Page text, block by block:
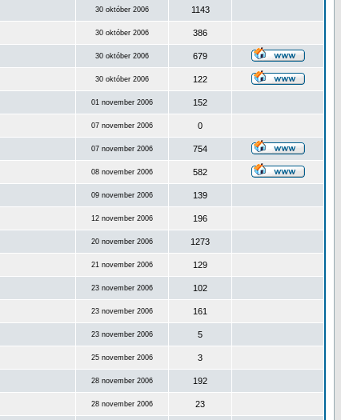
30 október 2006 1143
30 október 2006 386
30 október 2006 679
30 október 2006 122
01 november 2006 152
07 november 2006 0
07 november 2006 754
08 november 2006 582
09 november 2006 139
12 november 2006 196
20 november 2006 1273
21 november 2006 129
23 november 2006 102
23 november 2006 161
23 november 2006 5
25 november 2006 3
28 november 2006 192
28 november 2006 23